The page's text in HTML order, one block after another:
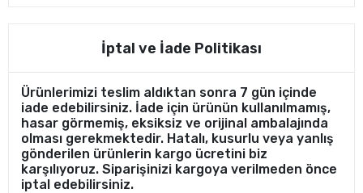
İptal ve İade Politikası
Ürünlerimizi teslim aldıktan sonra 7 gün içinde
iade edebilirsiniz. İade için ürünün kullanılmamış,
hasar görmemiş, eksiksiz ve orijinal ambalajında
olması gerekmektedir. Hatalı, kusurlu veya yanlış
gönderilen ürünlerin kargo ücretini biz
karşılıyoruz. Siparişinizi kargoya verilmeden önce
iptal edebilirsiniz.